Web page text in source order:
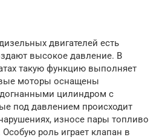
двигателей есть
высокое давление. В
такую функцию выполняет
моторы оснащены
цилиндром с
под давлением происходит
износе пары топливо
Особую роль играет клапан в